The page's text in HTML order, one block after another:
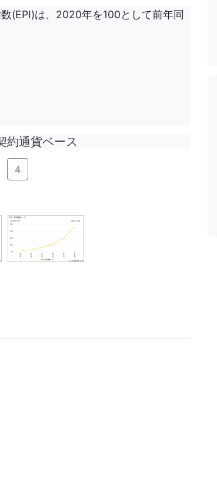
(EPI)は、2020年を100として前年同
約通貨ベース
4